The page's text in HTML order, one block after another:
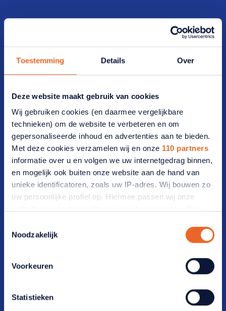
Toestemming Details Over
Deze website maakt gebruik van cookies
Wij gebruiken cookies (en daarmee vergelijkbare
technieken) om de website te verbeteren en om
gepersonaliseerde inhoud en advertenties aan te bieden.
Met deze cookies verzamelen wij en onze 110 partners
informatie over u en volgen we uw internetgedrag binnen,
en mogelijk ook buiten onze website aan de hand van
unieke identificatoren, zoals uw IP-adres. Wij bouwen zo
uw persoonlijke profiel op. Hiermee passen wij onze
van uw recente internetgedrag. Ook delen we mogelijk
partners voor social media, adverteren en analyse. Deze
partners kunnen deze gegevens combineren met andere
verzameld op basis van uw gebruik van hun services.
Verandert u later van gedachten? U kunt uw voorkeuren
Noodzakelijk
Voorkeuren
Statistieken
Vrijwilligers(werk)
Werken bij ANBO-PCOB
Lidmaatschap
Lid worden
Werf een lid
Opzeggen
Bezoekadres
Vijzelmolenlaan 20-22 3447 GX Woerden